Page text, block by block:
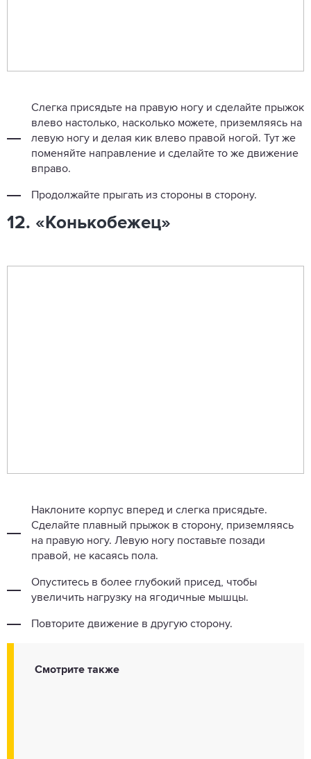
Слегка присядьте на правую ногу и сделайте прыжок
влево настолько, насколько можете, приземляясь на
левую ногу и делая кик влево правой ногой. Тут же
поменяйте направление и сделайте то же движение
вправо.
Продолжайте прыгать из стороны в сторону.
12. «Конькобежец»
Наклоните корпус вперед и слегка присядьте.
Сделайте плавный прыжок в сторону, приземляясь
на правую ногу. Левую ногу поставьте позади
правой, не касаясь пола.
Опуститесь в более глубокий присед, чтобы
увеличить нагрузку на ягодичные мышцы.
Повторите движение в другую сторону.
Смотрите также